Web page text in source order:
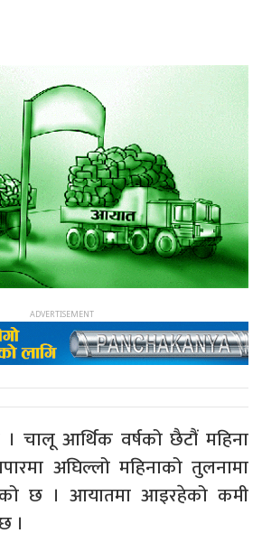
चालू आर्थिक वर्षको छैटौं महिना
अघिल्लो महिनाको तुलनामा
छ । आयातमा आइरहेको कमी
।